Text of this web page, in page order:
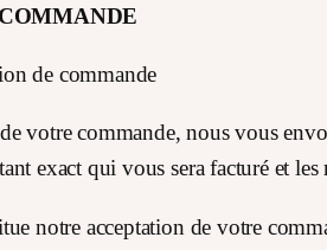
de commande
votre commande, nous vous
exact qui vous sera facturé et
notre acceptation de votre